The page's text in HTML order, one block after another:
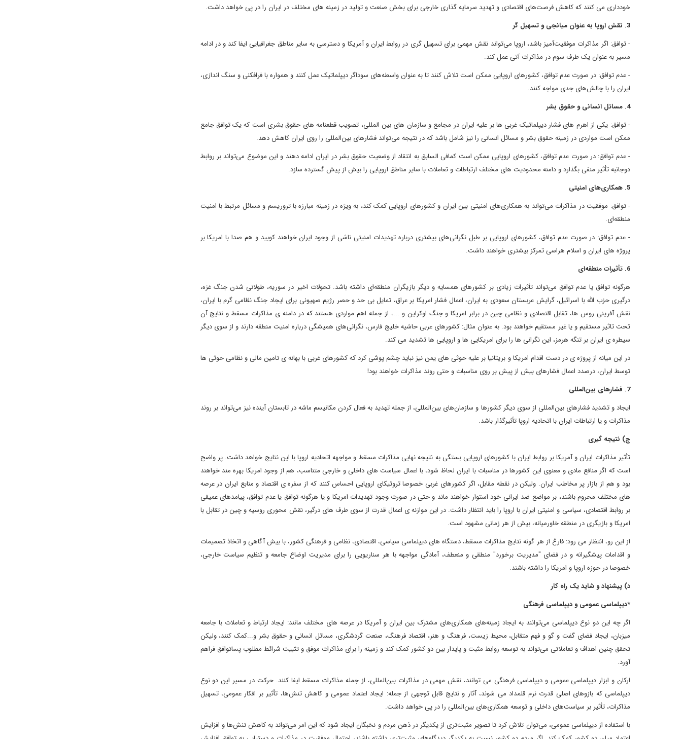
خودداری می کنند که کاهش فرصت‌های اقتصادی و تهدید سرمایه گذاری خارجی برای بخش صنعت و تولید در زمینه های مختلف در ایران را در پی خواهد داشت.
3. نقش اروپا به عنوان میانجی و تسهیل گر
- توافق: اگر مذاکرات موفقیت‌آمیز باشد، اروپا می‌تواند نقش مهمی برای تسهیل گری در روابط ایران و آمریکا و دسترسی به سایر مناطق جغرافیایی ایفا کند و در ادامه
مسیر به عنوان یک طرف سوم در مذاکرات آتی عمل کند.
- عدم توافق: در صورت عدم توافق، کشورهای اروپایی ممکن است تلاش کنند تا به عنوان واسطه‌های سوداگر دیپلماتیک عمل کنند و همواره با فرافکنی و سنگ اندازی،
ایران را با چالش‌های جدی مواجه کنند.
4. مسائل انسانی و حقوق بشر
- توافق: یکی از اهرم های فشار دیپلماتیک غربی ها بر علیه ایران در مجامع و سازمان های بین المللی، تصویب قطعنامه های حقوق بشری است که یک توافق جامع
ممکن است مواردی در زمینه حقوق بشر و مسائل انسانی را نیز شامل باشد که در نتیجه می‌تواند فشارهای بین‌المللی را روی ایران کاهش دهد.
- عدم توافق: در صورت عدم توافق، کشورهای اروپایی ممکن است کمافی السابق به انتقاد از وضعیت حقوق بشر در ایران ادامه دهند و این موضوع می‌تواند بر روابط
دوجانبه تأثیر منفی بگذارد و دامنه محدودیت های مختلف ارتباطات و تعاملات با سایر مناطق اروپایی را بیش از پیش گسترده سازد.
5. همکاری‌های امنیتی
- توافق: موفقیت در مذاکرات می‌تواند به همکاری‌های امنیتی بین ایران و کشورهای اروپایی کمک کند، به ویژه در زمینه مبارزه با تروریسم و مسائل مرتبط با امنیت
منطقه‌ای.
- عدم توافق: در صورت عدم توافق، کشورهای اروپایی بر طبل نگرانی‌های بیشتری درباره تهدیدات امنیتی ناشی از وجود ایران خواهند کوبید و هم صدا با امریکا بر
پروژه های ایران و اسلام هراسی تمرکز بیشتری خواهند داشت.
6. تأثیرات منطقه‌ای
هرگونه توافق یا عدم توافق می‌تواند تأثیرات زیادی بر کشورهای همسایه و دیگر بازیگران منطقه‌ای داشته باشد. تحولات اخیر در سوریه، طولانی شدن جنگ غزه،
درگیری حزب الله با اسرائیل، گرایش عربستان سعودی به ایران، اعمال فشار امریکا بر عراق، تمایل بی حد و حصر رژیم صهیونی برای ایجاد جنگ نظامی گرم با ایران،
نقش آفرینی روس ها، تقابل اقتصادی و نظامی چین در برابر امریکا و جنگ اوکراین و ...، از جمله اهم مواردی هستند که در دامنه ی مذاکرات مسقط و نتایج آن
تحت تاثیر مستقیم و یا غیر مستقیم خواهند بود. به عنوان مثال: کشورهای عربی حاشیه خلیج فارس، نگرانی‌های همیشگی درباره امنیت منطقه دارند و از سوی دیگر
سیطره ی ایران بر تنگه هرمز، این نگرانی ها را برای امریکایی ها و اروپایی ها تشدید می کند.
در این میانه از پروژه ی در دست اقدام امریکا و بریتانیا بر علیه حوثی های یمن نیز نباید چشم پوشی کرد که کشورهای غربی با بهانه ی تامین مالی و نظامی حوثی ها
توسط ایران، درصدد اعمال فشارهای بیش از پیش بر روی مناسبات و حتی روند مذاکرات خواهند بود!
7. فشارهای بین‌المللی
ایجاد و تشدید فشارهای بین‌المللی از سوی دیگر کشورها و سازمان‌های بین‌المللی، از جمله تهدید به فعال کردن مکانیسم ماشه در تابستان آینده نیز می‌تواند بر روند
مذاکرات و یا ارتباطات ایران با اتحادیه اروپا تأثیرگذار باشد.
ج) نتیجه گیری
تأثیر مذاکرات ایران و آمریکا بر روابط ایران با کشورهای اروپایی بستگی به نتیجه نهایی مذاکرات مسقط و مواجهه اتحادیه اروپا با این نتایج خواهد داشت. پر واضح
است که اگر منافع مادی و معنوی این کشورها در مناسبات با ایران لحاظ شود، با اعمال سیاست های داخلی و خارجی متناسب، هم از وجود امریکا بهره مند خواهند
بود و هم از بازار پر مخاطب ایران. ولیکن در نقطه مقابل، اگر کشورهای غربی خصوصا تروئیکای اروپایی احساس کنند که از سفره ی اقتصاد و منابع ایران در عرصه
های مختلف محروم باشند، بر مواضع ضد ایرانی خود استوار خواهند ماند و حتی در صورت وجود تهدیدات امریکا و یا هرگونه توافق یا عدم توافق، پیامدهای عمیقی
بر روابط اقتصادی، سیاسی و امنیتی ایران با اروپا را باید انتظار داشت. در این موازنه ی اعمال قدرت از سوی طرف های درگیر، نقش محوری روسیه و چین در تقابل با
امریکا و بازیگری در منطقه خاورمیانه، بیش از هر زمانی مشهود است.
از این رو، انتظار می رود: فارغ از هر گونه نتایج مذاکرات مسقط، دستگاه های دیپلماسی سیاسی، اقتصادی، نظامی و فرهنگی کشور، با بیش آگاهی و اتخاذ تصمیمات
و اقدامات پیشگیرانه و در فضای "مدیریت برخورد" منطقی و منعطف، آمادگی مواجهه با هر سناریویی را برای مدیریت اوضاع جامعه و تنظیم سیاست خارجی،
خصوصا در حوزه اروپا و امریکا را داشته باشند.
د) پیشنهاد و شاید یک راه کار
*دیپلماسی عمومی و دیپلماسی فرهنگی
اگر چه این دو نوع دیپلماسی می‌توانند به ایجاد زمینه‌های همکاری‌های مشترک بین ایران و آمریکا در عرصه های مختلف مانند: ایجاد ارتباط و تعاملات با جامعه
میزبان، ایجاد فضای گفت و گو و فهم متقابل، محیط زیست، فرهنگ و هنر، اقتصاد فرهنگ، صنعت گردشگری، مسائل انسانی و حقوق بشر و...کمک کنند، ولیکن
تحقق چنین اهداف و تعاملاتی می‌تواند به توسعه روابط مثبت و پایدار بین دو کشور کمک کند و زمینه را برای مذاکرات موفق و تثبیت شرائط مطلوب پساتوافق فراهم
آورد.
ارکان و ابزار دیپلماسی عمومی و دیپلماسی فرهنگی می توانند، نقش مهمی در مذاکرات بین‌المللی، از جمله مذاکرات مسقط ایفا کنند. حرکت در مسیر این دو نوع
دیپلماسی که بازوهای اصلی قدرت نرم قلمداد می شوند، آثار و نتایج قابل توجهی از جمله: ایجاد اعتماد عمومی و کاهش تنش‌ها، تأثیر بر افکار عمومی، تسهیل
مذاکرات، تأثیر بر سیاست‌های داخلی و توسعه همکاری‌های بین‌المللی را در پی خواهد داشت.
با استفاده از دیپلماسی عمومی، می‌توان تلاش کرد تا تصویر مثبت‌تری از یکدیگر در ذهن مردم و نخبگان ایجاد شود که این امر می‌تواند به کاهش تنش‌ها و افزایش